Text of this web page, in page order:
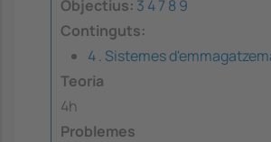
Objectius: 3 47 8 9
Continguts:
4 . Sistemes
Teoria
4h
Problemes